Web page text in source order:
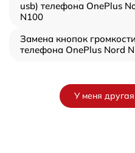
usb) телефона OnePlus
N100
Замена кнопок громкости
телефона OnePlus Nord
У меня